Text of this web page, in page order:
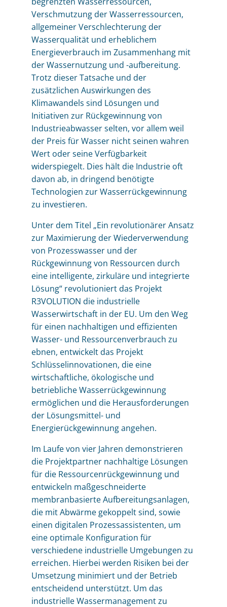
Verschmutzung der Wasserressourcen,
allgemeiner Verschlechterung der
Wasserqualität und erheblichem
Energieverbrauch im Zusammenhang mit
der Wassernutzung und -aufbereitung.
Trotz dieser Tatsache und der
zusätzlichen Auswirkungen des
Klimawandels sind Lösungen und
Initiativen zur Rückgewinnung von
Industrieabwasser selten, vor allem weil
der Preis für Wasser nicht seinen wahren
Wert oder seine Verfügbarkeit
widerspiegelt. Dies hält die Industrie oft
davon ab, in dringend benötigte
Technologien zur Wasserrückgewinnung
zu investieren.
Unter dem Titel „Ein revolutionärer Ansatz
zur Maximierung der Wiederverwendung
von Prozesswasser und der
Rückgewinnung von Ressourcen durch
eine intelligente, zirkuläre und integrierte
Lösung“ revolutioniert das Projekt
R3VOLUTION die industrielle
Wasserwirtschaft in der EU. Um den Weg
für einen nachhaltigen und effizienten
Wasser- und Ressourcenverbrauch zu
ebnen, entwickelt das Projekt
Schlüsselinnovationen, die eine
wirtschaftliche, ökologische und
betriebliche Wasserrückgewinnung
ermöglichen und die Herausforderungen
der Lösungsmittel- und
Energierückgewinnung angehen.
Im Laufe von vier Jahren demonstrieren
die Projektpartner nachhaltige Lösungen
für die Ressourcenrückgewinnung und
entwickeln maßgeschneiderte
membranbasierte Aufbereitungsanlagen,
die mit Abwärme gekoppelt sind, sowie
einen digitalen Prozessassistenten, um
eine optimale Konfiguration für
verschiedene industrielle Umgebungen zu
erreichen. Hierbei werden Risiken bei der
Umsetzung minimiert und der Betrieb
entscheidend unterstützt. Um das
industrielle Wassermanagement zu